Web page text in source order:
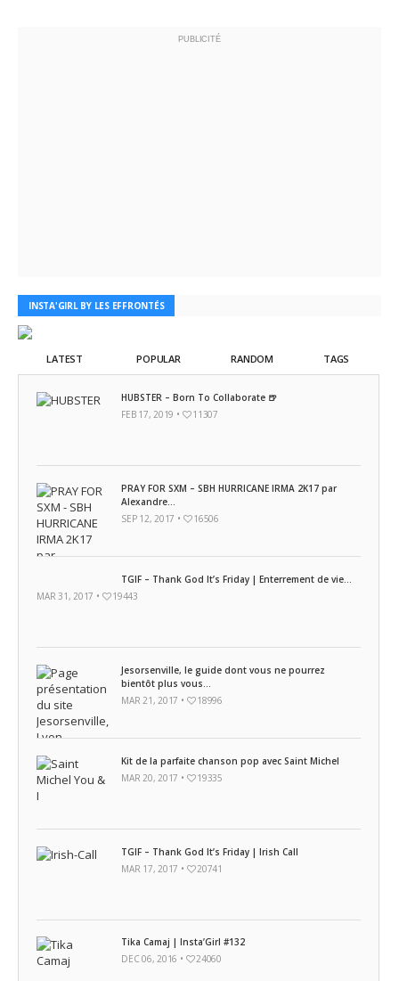
PUBLICITÉ
INSTA'GIRL BY LES EFFRONTÉS
LATEST POPULAR RANDOM TAGS
HUBSTER – Born To Collaborate 🍺
FEB 17, 2019 •
11307
PRAY FOR SXM – SBH HURRICANE IRMA 2K17 par
Alexandre...
SEP 12, 2017 •
16506
TGIF – Thank God It’s Friday | Enterrement de vie...
MAR 31, 2017 •
19443
Jesorsenville, le guide dont vous ne pourrez
bientôt plus vous...
MAR 21, 2017 •
18996
Kit de la parfaite chanson pop avec Saint Michel
MAR 20, 2017 •
19335
TGIF – Thank God It’s Friday | Irish Call
MAR 17, 2017 •
20741
Tika Camaj | Insta’Girl #132
DEC 06, 2016 •
24060